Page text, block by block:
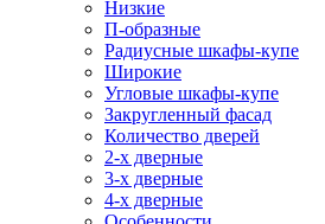
Низкие
П-образные
Радиусные шкафы-купе
Широкие
Угловые шкафы-купе
Закругленный фасад
Количество дверей
2-х дверные
3-х дверные
4-х дверные